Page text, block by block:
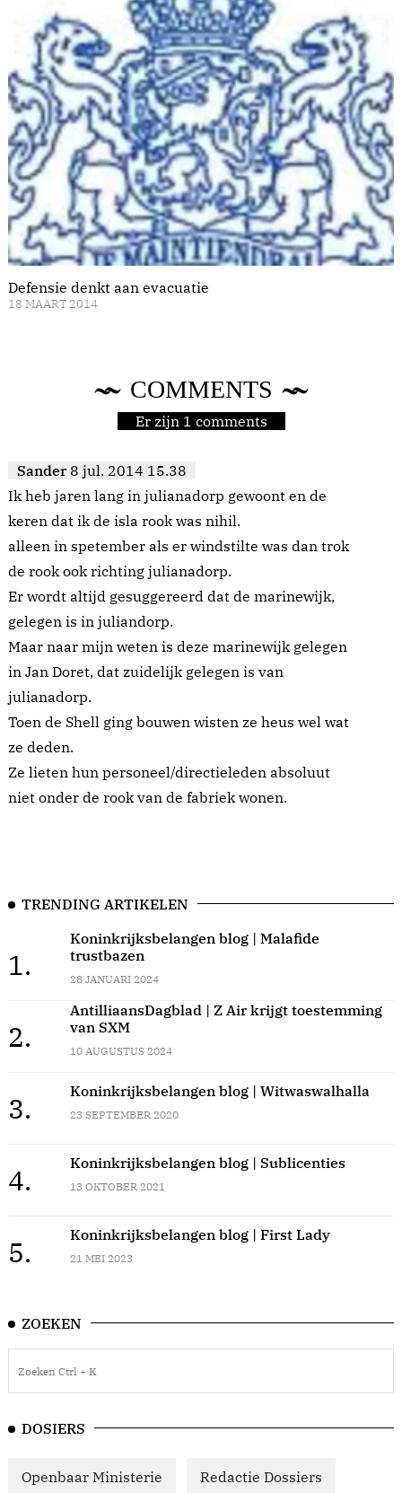
Defensie denkt aan evacuatie
18 MAART 2014
COMMENTS
Er zijn 1 comments
Sander 8 jul. 2014 15.38
Ik heb jaren lang in julianadorp gewoont en de
keren dat ik de isla rook was nihil.
alleen in spetember als er windstilte was dan trok
de rook ook richting julianadorp.
Er wordt altijd gesuggereerd dat de marinewijk,
gelegen is in juliandorp.
Maar naar mijn weten is deze marinewijk gelegen
in Jan Doret, dat zuidelijk gelegen is van
julianadorp.
Toen de Shell ging bouwen wisten ze heus wel wat
ze deden.
Ze lieten hun personeel/directieleden absoluut
niet onder de rook van de fabriek wonen.
TRENDING ARTIKELEN
1.
Koninkrijksbelangen blog | Malafide
trustbazen
28 JANUARI 2024
2.
AntilliaansDagblad | Z Air krijgt toestemming
van SXM
10 AUGUSTUS 2024
3.
Koninkrijksbelangen blog | Witwaswalhalla
23 SEPTEMBER 2020
4.
Koninkrijksbelangen blog | Sublicenties
13 OKTOBER 2021
5.
Koninkrijksbelangen blog | First Lady
21 MEI 2023
ZOEKEN
DOSIERS
Openbaar Ministerie Redactie Dossiers